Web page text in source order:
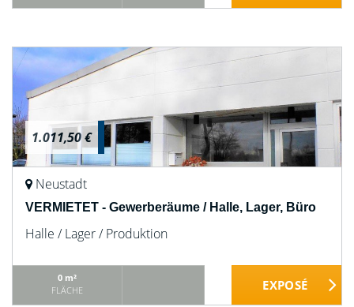
1.011,50 €
Neustadt
VERMIETET - Gewerberäume / Halle, Lager, Büro
Halle / Lager / Produktion
0 m²
FLÄCHE